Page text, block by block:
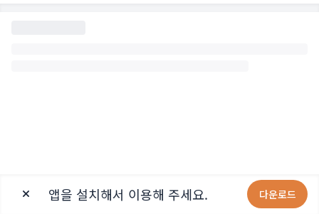
앱을 설치해서 이용해 주세요. 다운로드